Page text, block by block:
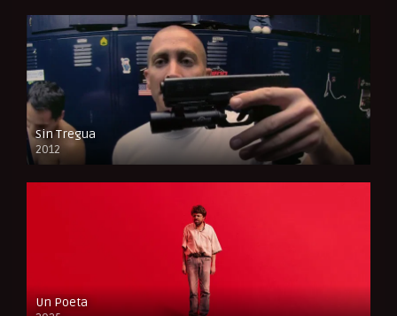
Sin Tregua
2012
FULL HD
Un Poeta